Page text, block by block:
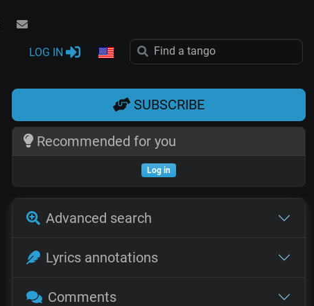
LOG IN
SUBSCRIBE
Recommended for you
Log in
Advanced search
Lyrics annotations
Comments